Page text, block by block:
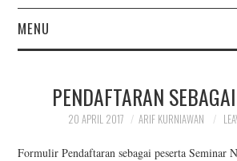
MENU
PENDAFTARAN
SYARAT & KETENTUAN
PENDAFTARAN
20 APRIL 2017 ARIF KURNIAWAN
Formulir Pendaftaran sebagai peserta Seminar